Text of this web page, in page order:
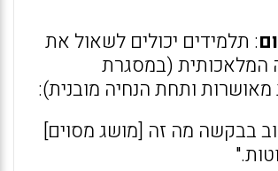
: תלמידים יכולים לשאול את
המלאכותית (במסגרת
ותחת הנחיה מובנית):
בבקשה מה זה [מושג מסוים]